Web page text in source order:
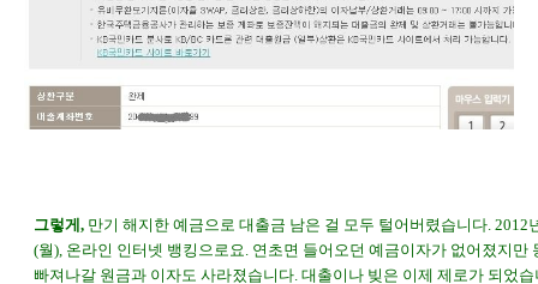
그렇게, 만기 해지한 예금으로 대출금 남은 걸 모두 털어버렸습니다. 2012
(월), 온라인 인터넷 뱅킹으로요. 연초면 들어오던 예금이자가 없어졌지만
빠져나갈 원금과 이자도 사라졌습니다. 대출이나 빚은 이제 제로가 되었